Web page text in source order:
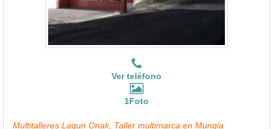
Ver teléfono
1Foto
Multitalleres Lagun Onak, Taller multimarca en Mungia